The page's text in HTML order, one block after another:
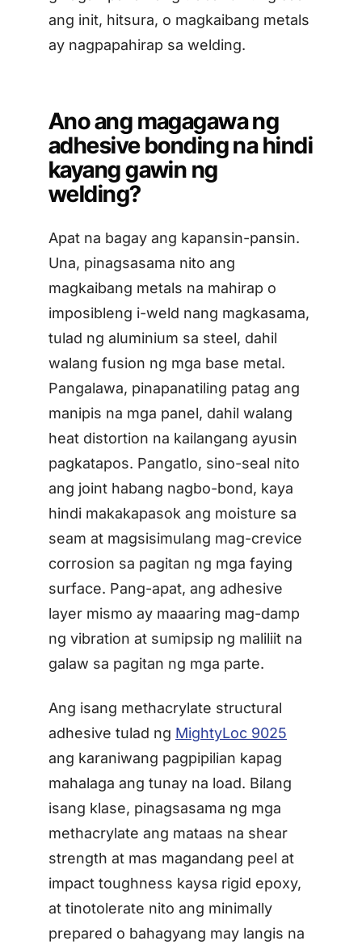
ang init, hitsura, o magkaibang metals
ay nagpapahirap sa welding.
Ano ang magagawa ng
adhesive bonding na hindi
kayang gawin ng
welding?
Apat na bagay ang kapansin-pansin.
Una, pinagsasama nito ang
magkaibang metals na mahirap o
imposibleng i-weld nang magkasama,
tulad ng aluminium sa steel, dahil
walang fusion ng mga base metal.
Pangalawa, pinapanatiling patag ang
manipis na mga panel, dahil walang
heat distortion na kailangang ayusin
pagkatapos. Pangatlo, sino-seal nito
ang joint habang nagbo-bond, kaya
hindi makakapasok ang moisture sa
seam at magsisimulang mag-crevice
corrosion sa pagitan ng mga faying
surface. Pang-apat, ang adhesive
layer mismo ay maaaring mag-damp
ng vibration at sumipsip ng maliliit na
galaw sa pagitan ng mga parte.
Ang isang methacrylate structural
adhesive tulad ng MightyLoc 9025
ang karaniwang pagpipilian kapag
mahalaga ang tunay na load. Bilang
isang klase, pinagsasama ng mga
methacrylate ang mataas na shear
strength at mas magandang peel at
impact toughness kaysa rigid epoxy,
at tinotolerate nito ang minimally
prepared o bahagyang may langis na